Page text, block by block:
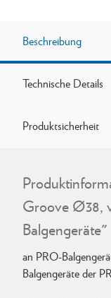
Beschreibung
Technische Details
Produktsicherheit
Groove Ø38,
Balgengeräte"
an PRO-
Balgengeräte der